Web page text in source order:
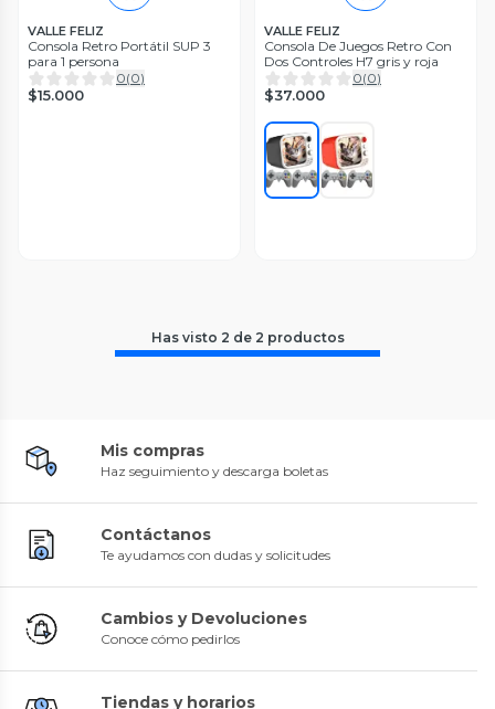
VALLE FELIZ
Consola Retro Portátil SUP 3
para 1 persona
0(0)
$15.000
VALLE FELIZ
Consola De Juegos Retro Con
Dos Controles H7 gris y roja
0(0)
$37.000
Has visto 2 de 2 productos
Mis compras
Haz seguimiento y descarga boletas
Contáctanos
Te ayudamos con dudas y solicitudes
Cambios y Devoluciones
Conoce cómo pedirlos
Tiendas y horarios